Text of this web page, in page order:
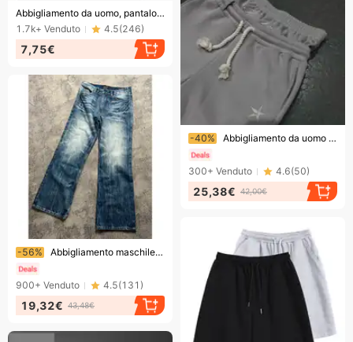
Finendo presto!
Abbigliamento da uomo, pantaloncini sportivi, estivi, ragazzi, pantaloni casual larghi, pantaloni da spiaggia, pantaloncini tinta unita, pantaloni grandi, tendenza
1.7k+ Venduto 4.5(246)
7,75€
Finendo presto!
-40% Abbigliamento da uomo Pantaloni casual classici da uomo
300+ Venduto 4.6(50)
25,38€ 42,00€
Finendo presto!
-56% Abbigliamento maschile retrò blu scuro Lightning Cracked Jeans per uomo e donna Pantaloni larghi a gamba larga Pantaloni svasati dritti lavati
900+ Venduto 4.5(131 )
19,32€ 43,48€